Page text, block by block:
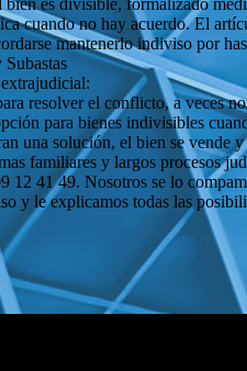
es divisible, formalizado
cuando no hay acuerdo. El
mantenerlo indiviso por
resolver el conflicto, a veces
para bienes indivisibles
una solución, el bien se vende
familiares y largos procesos
41 49. Nosotros se lo
y le explicamos todas las